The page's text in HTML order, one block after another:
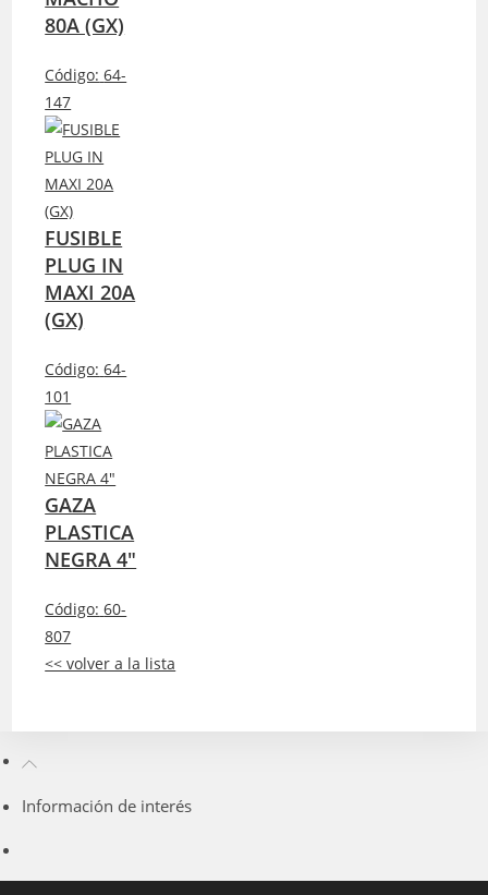
80A (GX)
Código: 64-
147
FUSIBLE
PLUG IN
MAXI 20A
(GX)
Código: 64-
101
GAZA
PLASTICA
NEGRA 4″
Código: 60-
807
<< volver a la lista
Información de interés